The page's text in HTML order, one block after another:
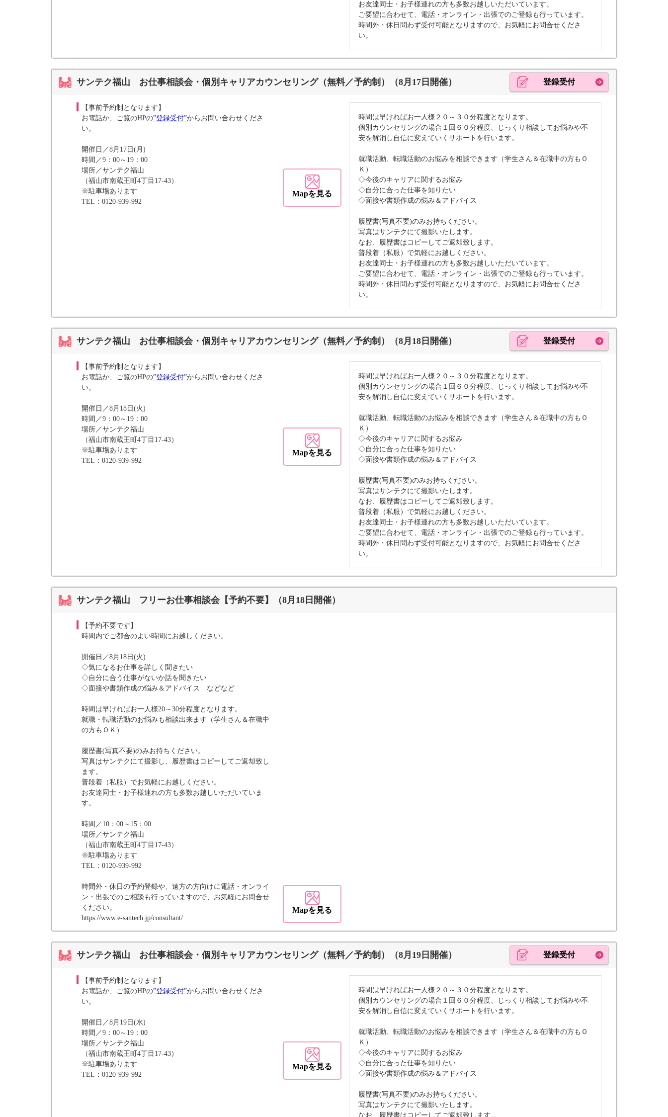
お友達同士・お子様連れの方も多数お越しいただいています。
ご要望に合わせて、電話・オンライン・出張でのご登録も行っています。
時間外・休日問わず受付可能となりますので、お気軽にお問合せくださ
い。
サンテク福山 お仕事相談会・個別キャリアカウンセリング（無料／予約制）（8月17日開催） 登録受付
【事前予約制となります】
お電話か、ご覧のHPの”登録受付”からお問い合わせくださ
い。
開催日／8月17日(月)
時間／9：00～19：00
場所／サンテク福山
（福山市南蔵王町4丁目17-43）
※駐車場あります
TEL：0120-939-992
Mapを見る
時間は早ければお一人様２０～３０分程度となります。
個別カウンセリングの場合１回６０分程度、じっくり相談してお悩みや不
安を解消し自信に変えていくサポートを行います。
就職活動、転職活動のお悩みを相談できます（学生さん＆在職中の方もＯ
Ｋ）
◇今後のキャリアに関するお悩み
◇自分に合った仕事を知りたい
◇面接や書類作成の悩み＆アドバイス
履歴書(写真不要)のみお持ちください。
写真はサンテクにて撮影いたします。
なお、履歴書はコピーしてご返却致します。
普段着（私服）で気軽にお越しください。
お友達同士・お子様連れの方も多数お越しいただいています。
ご要望に合わせて、電話・オンライン・出張でのご登録も行っています。
時間外・休日問わず受付可能となりますので、お気軽にお問合せくださ
い。
サンテク福山 お仕事相談会・個別キャリアカウンセリング（無料／予約制）（8月18日開催） 登録受付
【事前予約制となります】
お電話か、ご覧のHPの”登録受付”からお問い合わせくださ
い。
開催日／8月18日(火)
時間／9：00～19：00
場所／サンテク福山
（福山市南蔵王町4丁目17-43）
※駐車場あります
TEL：0120-939-992
Mapを見る
時間は早ければお一人様２０～３０分程度となります。
個別カウンセリングの場合１回６０分程度、じっくり相談してお悩みや不
安を解消し自信に変えていくサポートを行います。
就職活動、転職活動のお悩みを相談できます（学生さん＆在職中の方もＯ
Ｋ）
◇今後のキャリアに関するお悩み
◇自分に合った仕事を知りたい
◇面接や書類作成の悩み＆アドバイス
履歴書(写真不要)のみお持ちください。
写真はサンテクにて撮影いたします。
なお、履歴書はコピーしてご返却致します。
普段着（私服）で気軽にお越しください。
お友達同士・お子様連れの方も多数お越しいただいています。
ご要望に合わせて、電話・オンライン・出張でのご登録も行っています。
時間外・休日問わず受付可能となりますので、お気軽にお問合せくださ
い。
サンテク福山 フリーお仕事相談会【予約不要】（8月18日開催）
【予約不要です】
時間内でご都合のよい時間にお越しください。
開催日／8月18日(火)
◇気になるお仕事を詳しく聞きたい
◇自分に合う仕事がないか話を聞きたい
◇面接や書類作成の悩み＆アドバイス などなど
時間は早ければお一人様20～30分程度となります。
就職・転職活動のお悩みも相談出来ます（学生さん＆在職中
の方もＯＫ）
履歴書(写真不要)のみお持ちください。
写真はサンテクにて撮影し、履歴書はコピーしてご返却致し
ます。
普段着（私服）でお気軽にお越しください。
お友達同士・お子様連れの方も多数お越しいただいていま
す。
時間／10：00～15：00
場所／サンテク福山
（福山市南蔵王町4丁目17-43）
※駐車場あります
TEL：0120-939-992
時間外・休日の予約登録や、遠方の方向けに電話・オンライ
ン・出張でのご相談も行っていますので、お気軽にお問合せ
ください。
https://www.e-santech.jp/consultant/
Mapを見る
サンテク福山 お仕事相談会・個別キャリアカウンセリング（無料／予約制）（8月19日開催） 登録受付
【事前予約制となります】
お電話か、ご覧のHPの”登録受付”からお問い合わせくださ
い。
開催日／8月19日(水)
時間／9：00～19：00
場所／サンテク福山
（福山市南蔵王町4丁目17-43）
※駐車場あります
TEL：0120-939-992
Mapを見る
時間は早ければお一人様２０～３０分程度となります。
個別カウンセリングの場合１回６０分程度、じっくり相談してお悩みや不
安を解消し自信に変えていくサポートを行います。
就職活動、転職活動のお悩みを相談できます（学生さん＆在職中の方もＯ
Ｋ）
◇今後のキャリアに関するお悩み
◇自分に合った仕事を知りたい
◇面接や書類作成の悩み＆アドバイス
履歴書(写真不要)のみお持ちください。
写真はサンテクにて撮影いたします。
なお、履歴書はコピーしてご返却致します。